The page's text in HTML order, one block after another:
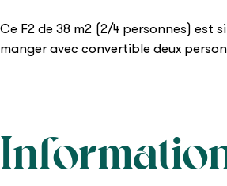
Ce F2 de 38 m2 (2/4 personnes) est
manger avec convertible deux